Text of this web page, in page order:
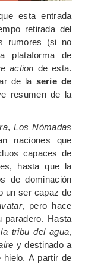
esta entrada
retirada del
rumores (si no
plataforma de
action de esta.
de la serie de
resumen de la
,Los Nómadas
naciones que
capaces de
hasta que la
de dominación
un ser capaz de
, pero hace
Hasta
la tribu del agua,
y destinado a
hielo. A partir de